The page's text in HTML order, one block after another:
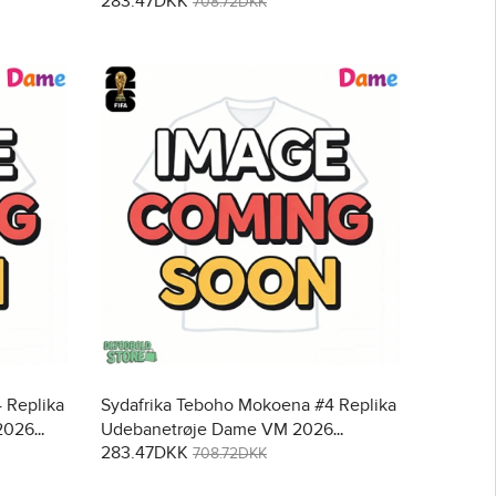
Replika
Sydafrika Teboho Mokoena #4 Replika
Udebanetrøje Dame VM 2026
Kortærmet
283.47DKK 708.72DKK